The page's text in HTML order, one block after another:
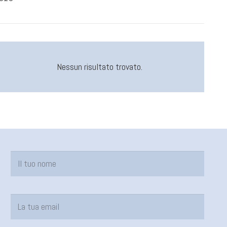
Nessun risultato trovato.